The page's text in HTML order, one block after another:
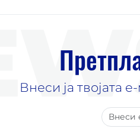
Внеси ја твојата